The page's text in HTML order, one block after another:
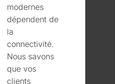
modernes
dépendent de
la
connectivité.
Nous savons
que vos
clients